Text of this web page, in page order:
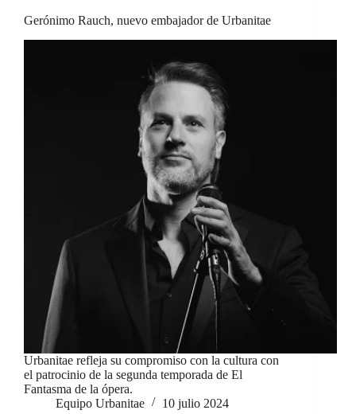
Gerónimo Rauch, nuevo embajador de Urbanitae
Urbanitae refleja su compromiso con la cultura con
el patrocinio de la segunda temporada de El
Fantasma de la ópera.
Equipo Urbanitae
10 julio 2024